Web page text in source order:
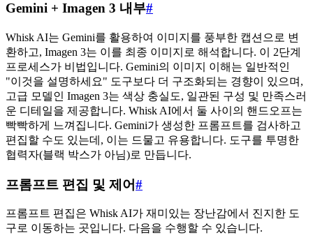
Gemini + Imagen 3 내부#
Whisk AI는 Gemini를 활용하여 이미지를 풍부한 캡션으로 변
환하고, Imagen 3는 이를 최종 이미지로 해석합니다. 이 2단계
프로세스가 비법입니다. Gemini의 이미지 이해는 일반적인
"이것을 설명하세요" 도구보다 더 구조화되는 경향이 있으며,
고급 모델인 Imagen 3는 색상 충실도, 일관된 구성 및 만족스러
운 디테일을 제공합니다. Whisk AI에서 둘 사이의 핸드오프는
빡빡하게 느껴집니다. Gemini가 생성한 프롬프트를 검사하고
편집할 수도 있는데, 이는 드물고 유용합니다. 도구를 투명한
협력자(블랙 박스가 아님)로 만듭니다.
프롬프트 편집 및 제어#
프롬프트 편집은 Whisk AI가 재미있는 장난감에서 진지한 도
구로 이동하는 곳입니다. 다음을 수행할 수 있습니다.